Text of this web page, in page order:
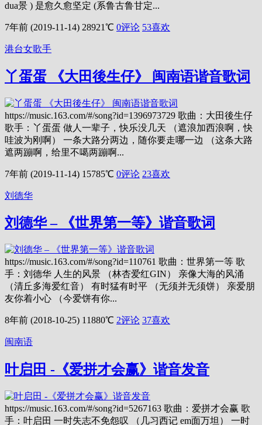
dua景 ) 是愈久愈坚定 (系鲁古鲁甘定...
7年前 (2019-11-14) 28921℃ 0评论 53喜欢
港台女歌手
丫蛋蛋 《大田後生仔》 闽南语谐音歌词
https://music.163.com/#/song?id=1396973729 歌曲：大田後生仔
歌手：丫蛋蛋 做人一辈子，快乐没几天 （遮浪加西浪啊，快
哇波为刚啊） 一条大路分两边，随你要走哪一边 （这条大路
遮两蹦啊，给里不噶两蹦啊...
7年前 (2019-11-14) 15785℃ 0评论 23喜欢
刘德华
刘德华 – 《世界第一等》谐音歌词
https://music.163.com/#/song?id=110761 歌曲：世界第一等 歌
手：刘德华 人生的风景 （林杏爱红GIN） 亲像大海的风涌
（清丘多海爱红音） 有时猛有时平 （无须并无须饼） 亲爱朋
友你着小心 （今爱饼有你...
8年前 (2018-10-25) 11880℃ 2评论 37喜欢
闽南语
叶启田 -《爱拼才会赢》谐音发音
https://music.163.com/#/song?id=5267163 歌曲：爱拼才会赢 歌
手：叶启田 一时失志不免怨叹 （几习西记 em面万坦） 一时